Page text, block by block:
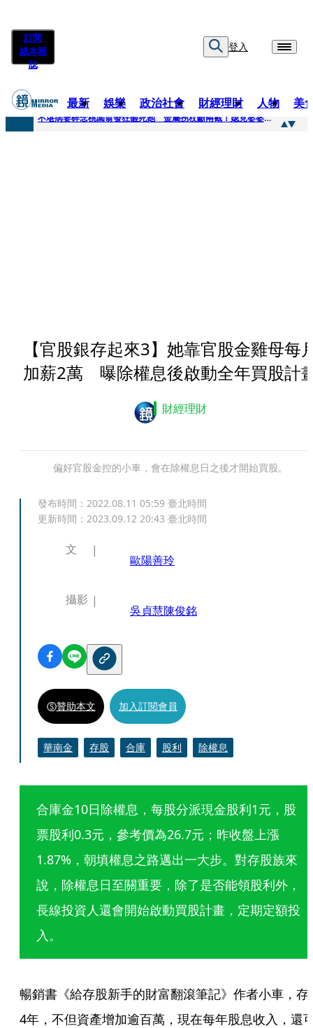
訂閱
紙本雜
誌
登入
最新 娛樂 政治社會 財經理財 人物 美
快訊
不堪病妻碎念桃園翁發狂砸死她 金屬拐杖斷兩截！媳見婆婆屍右臉全爛
【官股銀存起來3】她靠官股金雞母每
加薪2萬 曝除權息後啟動全年買股計
財經理財
偏好官股金控的小車，會在除權息日之後才開始買股。
發布時間： 2022.08.11 05:59 臺北時間
更新時間： 2023.09.12 20:43 臺北時間
文
歐陽善玲
攝影
吳貞慧陳俊銘
贊助本文 加入訂閱會員
華南金 存股 合庫 股利 除權息
合庫金10日除權息，每股分派現金股利1元，股
票股利0.3元，參考價為26.7元；昨收盤上漲
1.87%，朝填權息之路邁出一大步。對存股族來
說，除權息日至關重要，除了是否能領股利外，
長線投資人還會開始啟動買股計畫，定期定額投
入。
暢銷書《給存股新手的財富翻滾筆記》作者小車，存
4年，不但資產增加逾百萬，現在每年股息收入，還